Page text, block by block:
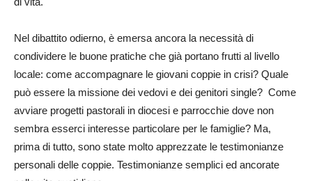
Nel dibattito odierno, è emersa ancora la necessità di
condividere le buone pratiche che già portano frutti al livello
locale: come accompagnare le giovani coppie in crisi? Quale
può essere la missione dei vedovi e dei genitori single? Come
avviare progetti pastorali in diocesi e parrocchie dove non
sembra esserci interesse particolare per le famiglie? Ma,
prima di tutto, sono state molto apprezzate le testimonianze
personali delle coppie. Testimonianze semplici ed ancorate